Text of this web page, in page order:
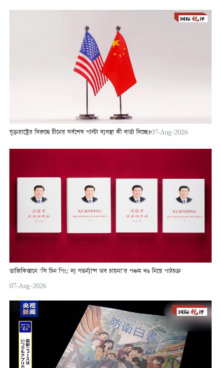
যুক্তরাষ্ট্রের বিরুদ্ধে চীনের সর্বশেষ পাল্টা ব্যবস্থা কী বার্তা দিচ্ছে?07-Aug-2026
তাজিকিস্তানে ‘সি চিন পিং: দ্য গভর্ন্যান্স অব চায়না’র পঞ্চম খণ্ড নিয়ে পাঠচক্র
07-Aug-2026